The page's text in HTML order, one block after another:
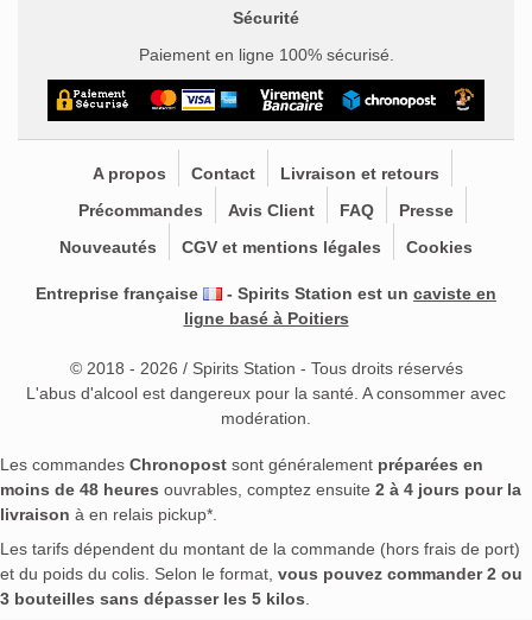
Sécurité
Paiement en ligne 100% sécurisé.
A propos Contact
Livraison et retours
Précommandes
Avis Client FAQ
Presse
Nouveautés
CGV et mentions légales Cookies
Entreprise française - Spirits Station est un caviste en
ligne basé à Poitiers
© 2018 - 2026 / Spirits Station - Tous droits réservés
L'abus d'alcool est dangereux pour la santé. A consommer avec
modération.
Les commandes Chronopost sont généralement préparées en
moins de 48 heures ouvrables, comptez ensuite 2 à 4 jours pour la
livraison à en relais pickup*.
Les tarifs dépendent du montant de la commande (hors frais de port)
et du poids du colis. Selon le format, vous pouvez commander 2 ou
3 bouteilles sans dépasser les 5 kilos